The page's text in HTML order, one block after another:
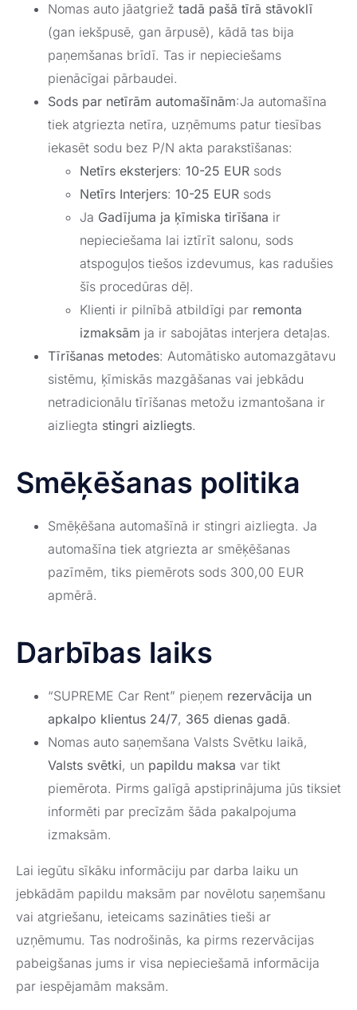
Nomas auto jāatgriež tadā pašā tīrā stāvoklī
(gan iekšpusē, gan ārpusē), kādā tas bija
paņemšanas brīdī. Tas ir nepieciešams
pienācīgai pārbaudei.
Sods par netīrām automašīnām:Ja automašīna
tiek atgriezta netīra, uzņēmums patur tiesības
iekasēt sodu bez P/N akta parakstīšanas:
Netīrs eksterjers: 10-25 EUR sods
Netīrs Interjers: 10-25 EUR sods
Ja Gadījuma ja ķīmiska tirīšana ir
nepieciešama lai iztīrīt salonu, sods
atspoguļos tiešos izdevumus, kas radušies
šīs procedūras dēļ.
Klienti ir pilnībā atbildīgi par remonta
izmaksām ja ir sabojātas interjera detaļas.
Tīrīšanas metodes: Automātisko automazgātavu
sistēmu, ķīmiskās mazgāšanas vai jebkādu
netradicionālu tīrīšanas metožu izmantošana ir
aizliegta stingri aizliegts.
Smēķēšanas politika
Smēķēšana automašīnā ir stingri aizliegta. Ja
automašīna tiek atgriezta ar smēķēšanas
pazīmēm, tiks piemērots sods 300,00 EUR
apmērā.
Darbības laiks
“SUPREME Car Rent” pieņem rezervācija un
apkalpo klientus 24/7, 365 dienas gadā.
Nomas auto saņemšana Valsts Svētku laikā,
Valsts svētki, un papildu maksa var tikt
piemērota. Pirms galīgā apstiprinājuma jūs tiksiet
informēti par precīzām šāda pakalpojuma
izmaksām.
Lai iegūtu sīkāku informāciju par darba laiku un
jebkādām papildu maksām par novēlotu saņemšanu
vai atgriešanu, ieteicams sazināties tieši ar
uzņēmumu. Tas nodrošinās, ka pirms rezervācijas
pabeigšanas jums ir visa nepieciešamā informācija
par iespējamām maksām.